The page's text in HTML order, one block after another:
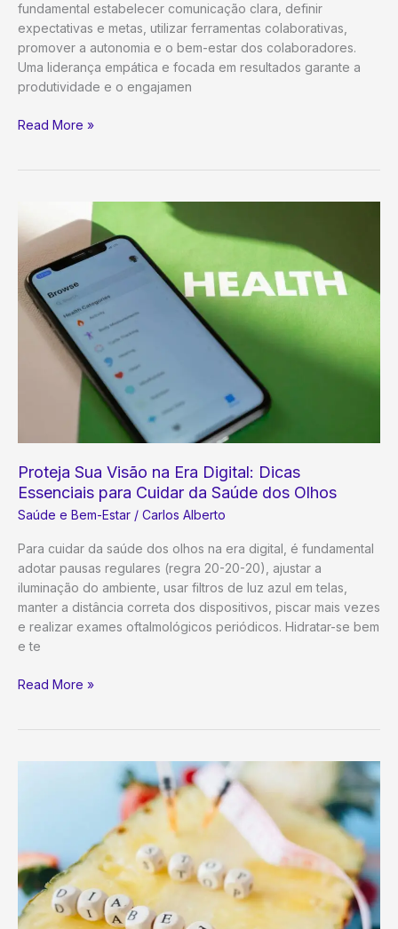
fundamental estabelecer comunicação clara, definir
expectativas e metas, utilizar ferramentas colaborativas,
promover a autonomia e o bem-estar dos colaboradores.
Uma liderança empática e focada em resultados garante a
produtividade e o engajamen
Gestão
O
Guia
Definitivo
para
Liderar
Sucesso
Read More »
Proteja Sua Visão na Era Digital: Dicas
Essenciais para Cuidar da Saúde dos Olhos
Saúde e Bem-Estar / Carlos Alberto
Para cuidar da saúde dos olhos na era digital, é fundamental
adotar pausas regulares (regra 20-20-20), ajustar a
iluminação do ambiente, usar filtros de luz azul em telas,
manter a distância correta dos dispositivos, piscar mais vezes
e realizar exames oftalmológicos periódicos. Hidratar-se bem
e te
Proteja
Era
Cuidar
da
Saúde
dos
Read More »